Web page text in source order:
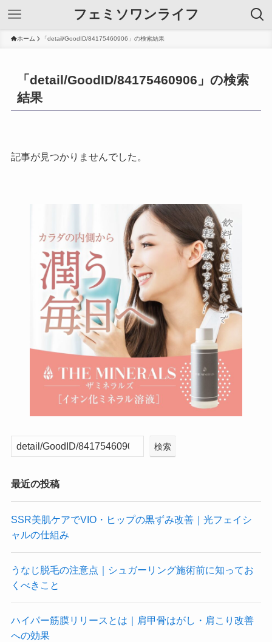
フェミソワンライフ
ホーム 「detail/GoodID/84175460906」の検索結果
「detail/GoodID/84175460906」の検索
結果
記事が見つかりませんでした。
検索
最近の投稿
SSR美肌ケアでVIO・ヒップの黒ずみ改善｜光フェイシ
ャルの仕組み
うなじ脱毛の注意点｜シュガーリング施術前に知ってお
くべきこと
ハイパー筋膜リリースとは｜肩甲骨はがし・肩こり改善
への効果